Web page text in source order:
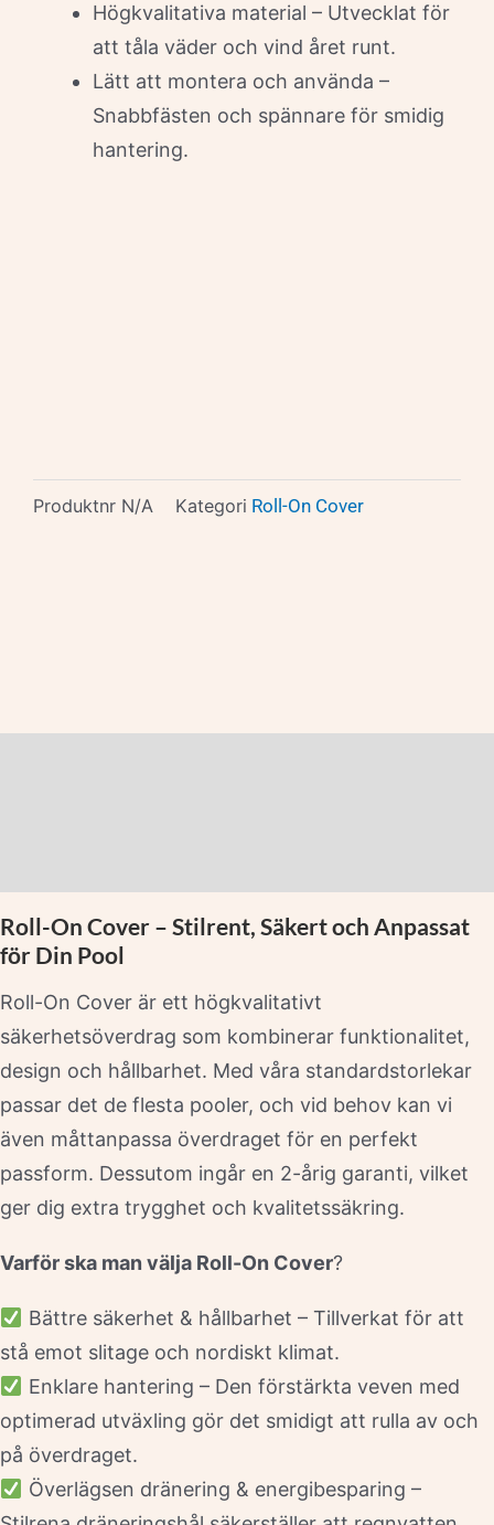
Högkvalitativa material – Utvecklat för
att tåla väder och vind året runt.
Lätt att montera och använda –
Snabbfästen och spännare för smidig
hantering.
Produktnr N/A Kategori Roll-On Cover
Roll-On Cover – Stilrent, Säkert och Anpassat
för Din Pool
Roll-On Cover är ett högkvalitativt
säkerhetsöverdrag som kombinerar funktionalitet,
design och hållbarhet. Med våra standardstorlekar
passar det de flesta pooler, och vid behov kan vi
även måttanpassa överdraget för en perfekt
passform. Dessutom ingår en 2-årig garanti, vilket
ger dig extra trygghet och kvalitetssäkring.
Varför ska man välja Roll-On Cover?
Bättre säkerhet & hållbarhet – Tillverkat för att
stå emot slitage och nordiskt klimat.
Enklare hantering – Den förstärkta veven med
optimerad utväxling gör det smidigt att rulla av och
på överdraget.
Överlägsen dränering & energibesparing –